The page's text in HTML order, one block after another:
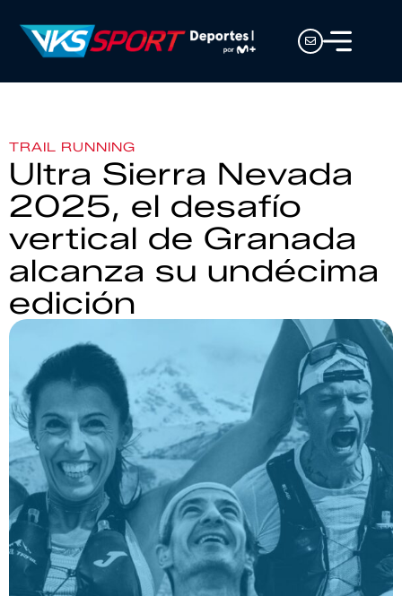
TRAIL RUNNING
Ultra Sierra Nevada
2025, el desafío
vertical de Granada
alcanza su undécima
edición